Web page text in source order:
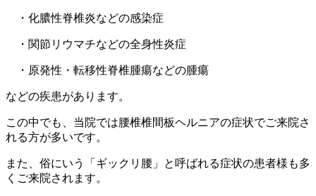
・化膿性脊椎炎などの感染症
・関節リウマチなどの全身性炎症
・原発性・転移性脊椎腫瘍などの腫瘍
などの疾患があります。
この中でも、当院では腰椎椎間板ヘルニアの症状でご来院さ
れる方が多いです。
また、俗にいう「ギックリ腰」と呼ばれる症状の患者様も多
くご来院されます。